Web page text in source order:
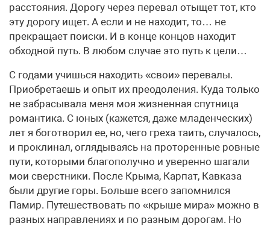
расстояния. Дорогу через перевал отыщет тот, кто
эту дорогу ищет. А если и не находит, то… не
прекращает поиски. И в конце концов находит
обходной путь. В любом случае это путь к цели…
С годами учишься находить «свои» перевалы.
Приобретаешь и опыт их преодоления. Куда только
не забрасывала меня моя жизненная спутница
романтика. С юных (кажется, даже младенческих)
лет я боготворил ее, но, чего греха таить, случалось,
и проклинал, оглядываясь на проторенные ровные
пути, которыми благополучно и уверенно шагали
мои сверстники. После Крыма, Карпат, Кавказа
были другие горы. Больше всего запомнился
Памир. Путешествовать по «крыше мира» можно в
разных направлениях и по разным дорогам. Но